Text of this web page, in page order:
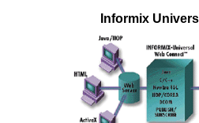
Informix